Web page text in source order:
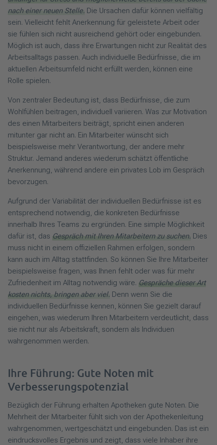
nach einer neuen Stelle. Die Ursachen dafür können vielfältig
sein. Vielleicht fehlt Anerkennung für geleistete Arbeit oder
sie fühlen sich nicht ausreichend gehört oder eingebunden.
Möglich ist auch, dass ihre Erwartungen nicht zur Realität des
Arbeitsalltags passen. Auch individuelle Bedürfnisse, die im
aktuellen Arbeitsumfeld nicht erfüllt werden, können eine
Rolle spielen.
Von zentraler Bedeutung ist, dass Bedürfnisse, die zum
Wohlfühlen beitragen, individuell variieren. Was zur Motivation
des einen Mitarbeiters beiträgt, spricht einen anderen
mitunter gar nicht an. Ein Mitarbeiter wünscht sich
beispielsweise mehr Verantwortung, der andere mehr
Struktur. Jemand anderes wiederum schätzt öffentliche
Anerkennung, während andere ein privates Lob im Gespräch
bevorzugen.
Aufgrund der Variabilität der individuellen Bedürfnisse ist es
entsprechend notwendig, die konkreten Bedürfnisse
innerhalb Ihres Teams zu ergründen. Eine simple Möglichkeit
dafür ist, das Gespräch mit Ihren Mitarbeitern zu suchen. Dies
muss nicht in einem offiziellen Rahmen erfolgen, sondern
kann auch im Alltag stattfinden. So können Sie Ihre Mitarbeiter
beispielsweise fragen, was Ihnen fehlt oder was für mehr
Zufriedenheit im Alltag notwendig wäre. Gespräche dieser Art
kosten nichts, bringen aber viel. Denn wenn Sie die
individuellen Bedürfnisse kennen, können Sie gezielt darauf
eingehen, was wiederum Ihren Mitarbeitern verdeutlicht, dass
sie nicht nur als Arbeitskraft, sondern als Individuen
wahrgenommen werden.
Ihre Führung: Gute Noten mit
Verbesserungspotenzial
Bezüglich der Führung erhalten Apotheken gute Noten. Die
Mehrheit der Mitarbeiter fühlt sich von der Apothekenleitung
wahrgenommen, wertgeschätzt und eingebunden. Das ist ein
eindrucksvolles Ergebnis und zeigt, dass viele Inhaber ihre